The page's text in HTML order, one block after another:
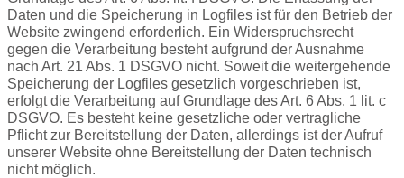
Daten und die Speicherung in Logfiles ist für den Betrieb der
Website zwingend erforderlich. Ein Widerspruchsrecht
gegen die Verarbeitung besteht aufgrund der Ausnahme
nach Art. 21 Abs. 1 DSGVO nicht. Soweit die weitergehende
Speicherung der Logfiles gesetzlich vorgeschrieben ist,
erfolgt die Verarbeitung auf Grundlage des Art. 6 Abs. 1 lit. c
DSGVO. Es besteht keine gesetzliche oder vertragliche
Pflicht zur Bereitstellung der Daten, allerdings ist der Aufruf
unserer Website ohne Bereitstellung der Daten technisch
nicht möglich.